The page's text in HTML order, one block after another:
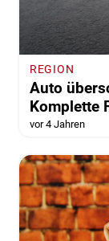
REGION
Auto
Komplette
vor 4 Jahren